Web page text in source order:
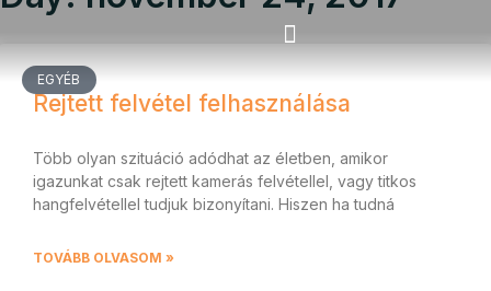
EGYÉB
Rejtett felvétel felhasználása
Több olyan szituáció adódhat az életben, amikor
igazunkat csak rejtett kamerás felvétellel, vagy titkos
hangfelvétellel tudjuk bizonyítani. Hiszen ha tudná
TOVÁBB OLVASOM »